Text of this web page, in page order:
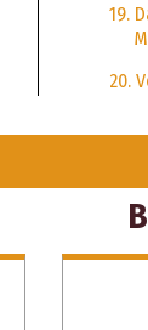
19.
20.